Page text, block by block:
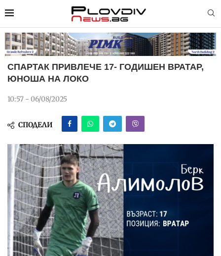
СПАРТАК ПРИВЛЕЧЕ 17- ГОДИШЕН ВРАТАР,
ЮНОША НА ЛОКО
10:57 - 06/08/2025
СПОДЕЛИ